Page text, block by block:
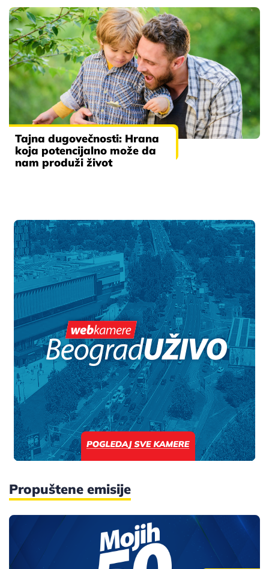
Tajna dugovečnosti: Hrana
koja potencijalno može da
nam produži život
Propuštene emisije